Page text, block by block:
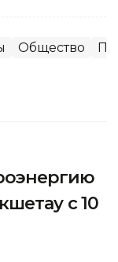
Общество
с 10